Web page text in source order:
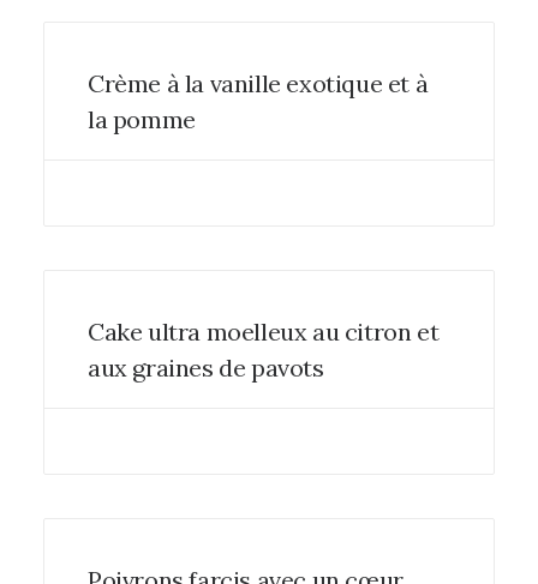
Crème à la vanille exotique et à
la pomme
Cake ultra moelleux au citron et
aux graines de pavots